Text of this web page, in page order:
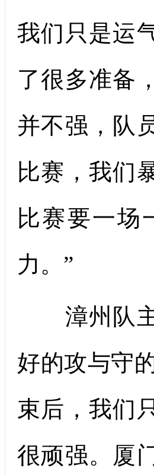
我们只是运
了很多准备
并不强，队
比赛，我们
比赛要一场
力。”
漳州队主
好的攻与守
束后，我们
很顽强。厦